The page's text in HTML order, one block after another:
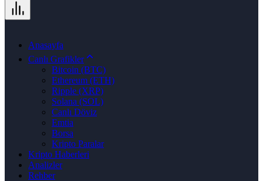
Anasayfa
Canlı Grafikler
Bitcoin (BTC)
Ethereum (ETH)
Ripple (XRP)
Solana (SOL)
Canlı Döviz
Emtia
Borsa
Kripto Paralar
Kripto Haberleri
Analizler
Rehber